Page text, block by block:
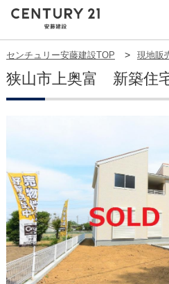
センチュリー安藤建設TOP 現地販
狭山市上奥富 新築住